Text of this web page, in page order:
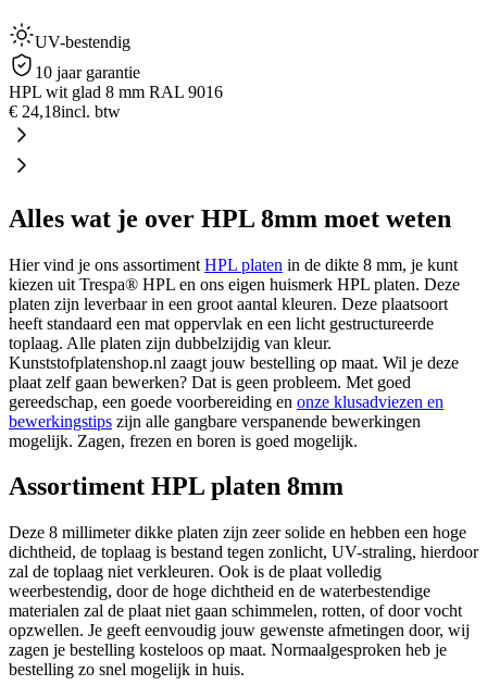
UV-bestendig
10 jaar garantie
HPL wit glad 8 mm RAL 9016
€ 24,18incl. btw
Alles wat je over HPL 8mm moet weten
Hier vind je ons assortiment HPL platen in de dikte 8 mm, je kunt
kiezen uit Trespa® HPL en ons eigen huismerk HPL platen. Deze
platen zijn leverbaar in een groot aantal kleuren. Deze plaatsoort
heeft standaard een mat oppervlak en een licht gestructureerde
toplaag. Alle platen zijn dubbelzijdig van kleur.
Kunststofplatenshop.nl zaagt jouw bestelling op maat. Wil je deze
plaat zelf gaan bewerken? Dat is geen probleem. Met goed
gereedschap, een goede voorbereiding en onze klusadviezen en
bewerkingstips zijn alle gangbare verspanende bewerkingen
mogelijk. Zagen, frezen en boren is goed mogelijk.
Assortiment HPL platen 8mm
Deze 8 millimeter dikke platen zijn zeer solide en hebben een hoge
dichtheid, de toplaag is bestand tegen zonlicht, UV-straling, hierdoor
zal de toplaag niet verkleuren. Ook is de plaat volledig
weerbestendig, door de hoge dichtheid en de waterbestendige
materialen zal de plaat niet gaan schimmelen, rotten, of door vocht
opzwellen. Je geeft eenvoudig jouw gewenste afmetingen door, wij
zagen je bestelling kosteloos op maat. Normaalgesproken heb je
bestelling zo snel mogelijk in huis.